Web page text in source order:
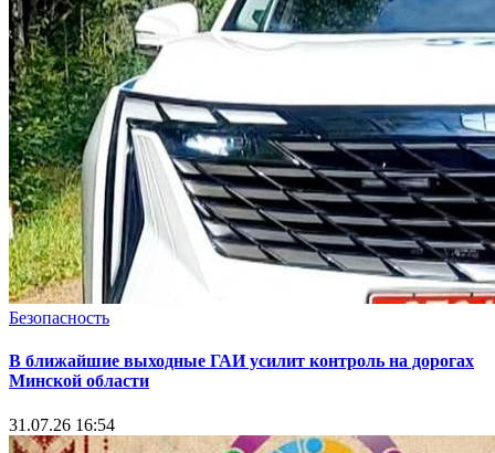
Безопасность
В ближайшие выходные ГАИ усилит контроль на дорогах
Минской области
31.07.26 16:54